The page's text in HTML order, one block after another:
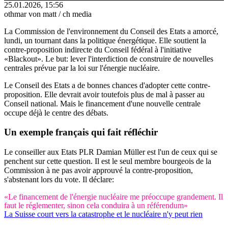
25.01.2026, 15:56
othmar von matt / ch media
La Commission de l'environnement du Conseil des Etats a amorcé,
lundi, un tournant dans la politique énergétique. Elle soutient la
contre-proposition indirecte du Conseil fédéral à l'initiative
«Blackout». Le but: lever l'interdiction de construire de nouvelles
centrales prévue par la loi sur l'énergie nucléaire.
Le Conseil des Etats a de bonnes chances d'adopter cette contre-
proposition. Elle devrait avoir toutefois plus de mal à passer au
Conseil national. Mais le financement d'une nouvelle centrale
occupe déjà le centre des débats.
Un exemple français qui fait réfléchir
Le conseiller aux Etats PLR Damian Müller est l'un de ceux qui se
penchent sur cette question. Il est le seul membre bourgeois de la
Commission à ne pas avoir approuvé la contre-proposition,
s'abstenant lors du vote. Il déclare:
«Le financement de l'énergie nucléaire me préoccupe grandement. Il
faut le réglementer, sinon cela conduira à un référendum»
La Suisse court vers la catastrophe et le nucléaire n'y peut rien